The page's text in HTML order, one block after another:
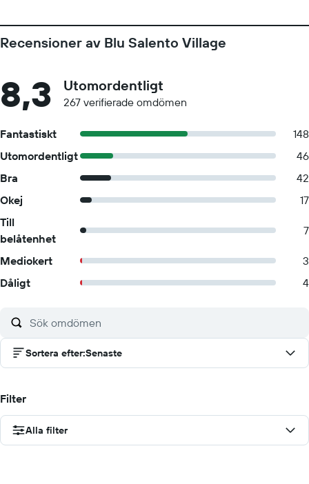
Recensioner av Blu Salento Village
8,3 Utomordentligt
267 verifierade omdömen
Fantastiskt
148
Utomordentligt
46
Bra
42
Okej
17
Till
belåtenhet
7
Mediokert
3
Dåligt
4
Sortera efter:Senaste
Filter
Alla filter